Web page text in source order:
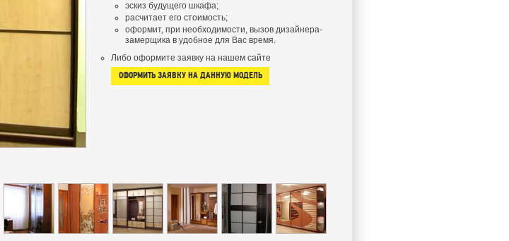
эскиз будущего шкафа;
расчитает его стоимость;
оформит, при необходимости, вызов дизайнера-
замерщика в удобное для Вас время.
Либо оформите заявку на нашем сайте
ОФОРМИТЬ ЗАЯВКУ НА ДАННУЮ МОДЕЛЬ